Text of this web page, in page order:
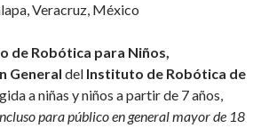
Veracruz, México
de Robótica para Niños,
General del Instituto de Robótica de
a niñas y niños a partir de 7 años,
para público en general mayor de 18